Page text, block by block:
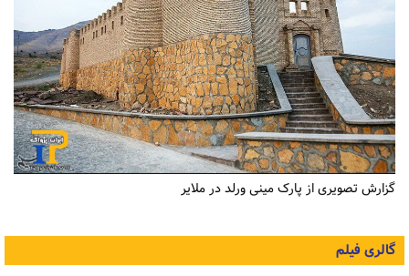
گزارش تصویری از پارک مینی ورلد در ملایر
گالری فیلم